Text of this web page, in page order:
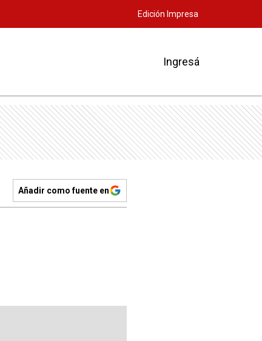
Edición Impresa
Ingresá
Añadir como fuente en